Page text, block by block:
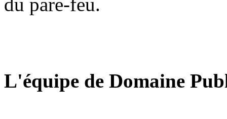
du pare-feu.
L'équipe de Domaine